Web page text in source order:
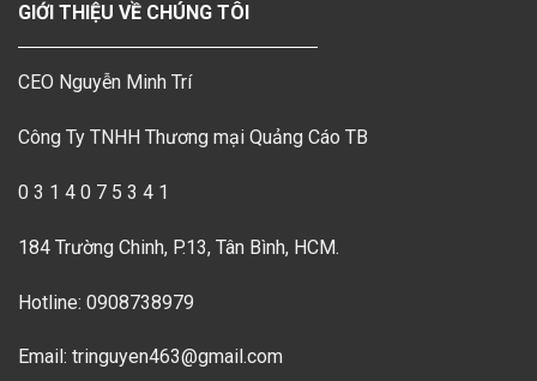
GIỚI THIỆU VỀ CHÚNG TÔI
CEO Nguyễn Minh Trí
Công Ty TNHH Thương mại Quảng Cáo TB
0 3 1 4 0 7 5 3 4 1
184 Trường Chinh, P.13, Tân Bình, HCM.
Hotline: 0908738979
Email: tringuyen463@gmail.com